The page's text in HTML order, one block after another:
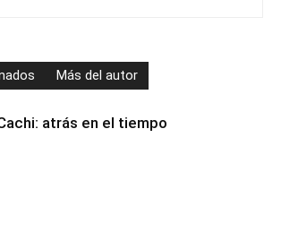
Más del autor
atrás en el tiempo